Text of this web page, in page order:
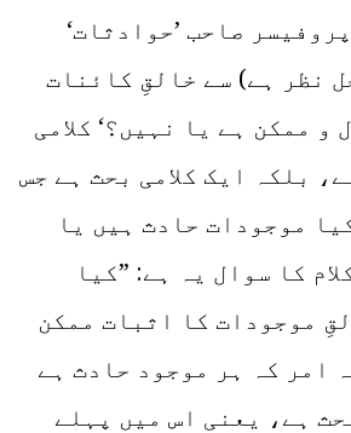
صاحب ’حوادثات‘
نظر ہے) سے خالقِ کائنات
و ممکن ہے یا نہیں؟‘ کلامی
بلکہ ایک کلامی بحث ہے جس
موجودات حادث ہیں یا
کا سوال یہ ہے: ”کیا
موجودات کا اثبات ممکن
امر کہ ہر موجود حادث ہے
ہے، یعنی اس میں پہلے